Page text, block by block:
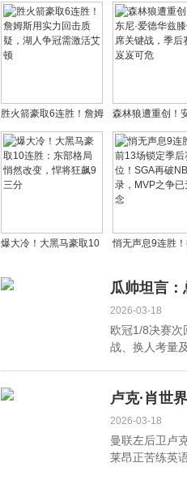
胜火箭豪取6连胜！詹姆
斯用实力回击质疑，湖
人争冠需激活艾顿
森林狼遭重创！
爱德华兹膝伤缺
战，季后赛席位
危
爆大冷！大黑马豪取10
变，悍将狂飙9三分
悄无声息9连胜
SGA再破NBA纪
MVP之争已无悬念
瓜帅坦言
2026-03-18
欧冠1/8决赛次
战、换人考量
卢克·肖世
2026-03-18
曼联左后卫卢
莱昂正苦练英